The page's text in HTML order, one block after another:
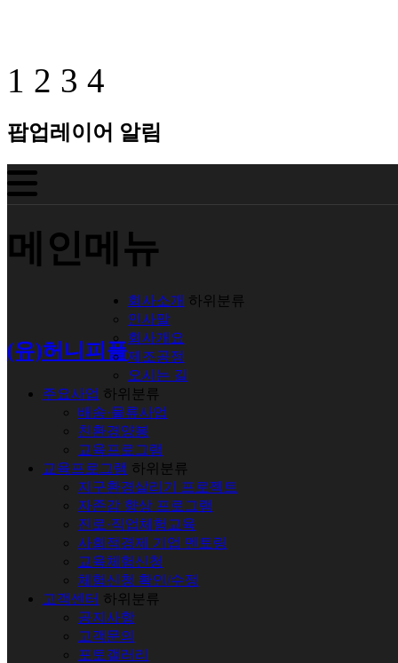
1 2 3 4
팝업레이어 알림
메인메뉴
(유)허니피플
회사소개 하위분류
인사말
회사개요
제조공정
오시는 길
주요사업 하위분류
배송·물류사업
친환경양봉
교육프로그램
교육프로그램 하위분류
지구환경살리기 프로젝트
자존감 향상 프로그램
진로·직업체험교육
사회적경제 기업 멘토링
교육체험신청
체험신청 확인/수정
고객센터 하위분류
공지사항
고객문의
포토갤러리